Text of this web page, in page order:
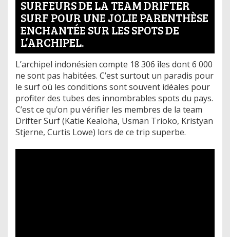
SURFEURS DE LA TEAM DRIFTER
SURF POUR UNE JOLIE PARENTHÈSE
ENCHANTÉE SUR LES SPOTS DE
L’ARCHIPEL.
L’archipel indonésien compte 18 306 îles dont 6 000
ne sont pas habitées. C’est surtout un paradis pour
le surf où les conditions sont souvent idéales pour
profiter des tubes des innombrables spots du pays.
C’est ce qu’on pu vérifier les membres de la team
Drifter Surf (Katie Kealoha, Usman Trioko, Kristyan
Stjerne, Curtis Lowe) lors de ce trip superbe.